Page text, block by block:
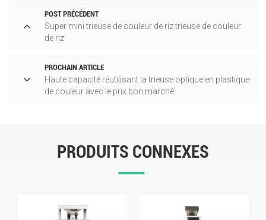
POST PRÉCÉDENT
Super mini trieuse de couleur de riz trieuse de couleur
de riz
PROCHAIN ARTICLE
Haute capacité réutilisant la trieuse optique en plastique
de couleur avec le prix bon marché
PRODUITS CONNEXES